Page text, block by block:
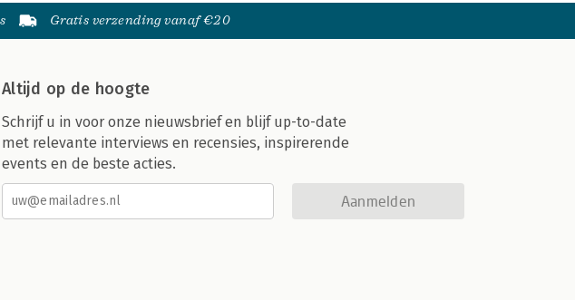
Gratis verzending vanaf €20
Altijd op de hoogte
Schrijf u in voor onze nieuwsbrief en blijf up-to-date
met relevante interviews en recensies, inspirerende
events en de beste acties.
Aanmelden